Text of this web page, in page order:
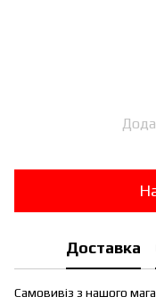
Доставка
Самовивіз з нашого